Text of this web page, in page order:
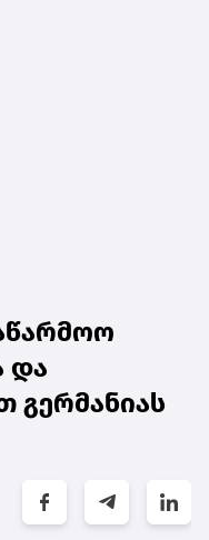
და
გერმანიას